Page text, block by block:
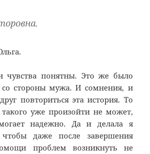
чувства понятны. Это же было
со стороны мужа. И сомнения, и
повториться эта история. То
такого уже произойти не может,
надежно. Да и делала я
даже после завершения
проблем возникнуть не